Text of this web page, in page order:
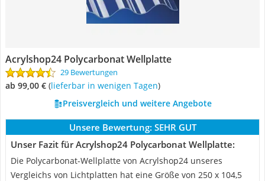
Acrylshop24 Polycarbonat Wellplatte
29 Bewertungen
ab 99,00 € ( Lieferbar in wenigen Tagen)
Preisvergleich und weitere Angebote
Unsere Bewertung: SEHR GUT
Unser Fazit für Acrylshop24 Polycarbonat Wellplatte:
Die Polycarbonat-Wellplatte von Acrylshop24 unseres
Vergleichs von Lichtplatten hat eine Größe von 250 x 104,5